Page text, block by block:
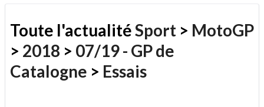
Toute l'actualitéSport > MotoGP
> 2018 > 07/19 - GP de
Catalogne > Essais